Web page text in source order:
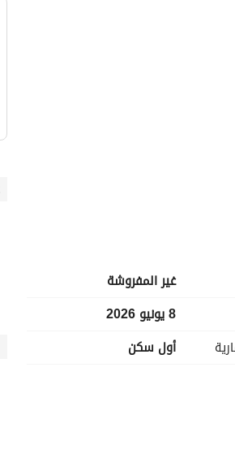
غير المفروشة
8 يونيو 2026
أول سكن